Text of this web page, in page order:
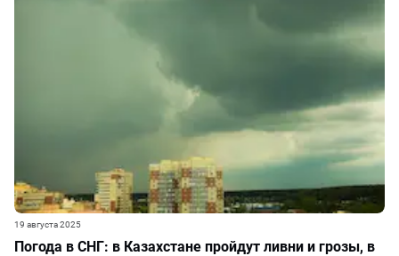
Погода в СНГ: в Казахстане пройдут ливни и грозы, в
19 августа 2025